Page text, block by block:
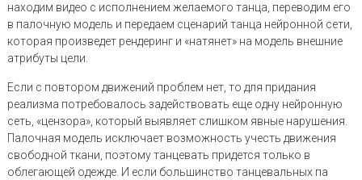
находим видео с исполнением желаемого танца, переводим его
в палочную модель и передаем сценарий танца нейронной сети,
которая произведет рендеринг и «натянет» на модель внешние
атрибуты цели.
Если с повтором движений проблем нет, то для придания
реализма потребовалось задействовать еще одну нейронную
сеть, «цензора», который выявляет слишком явные нарушения.
Палочная модель исключает возможность учесть движения
свободной ткани, поэтому танцевать придется только в
облегающей одежде. И если большинство танцевальных па